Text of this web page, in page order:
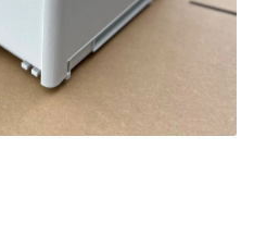
på kasserade läkemedel